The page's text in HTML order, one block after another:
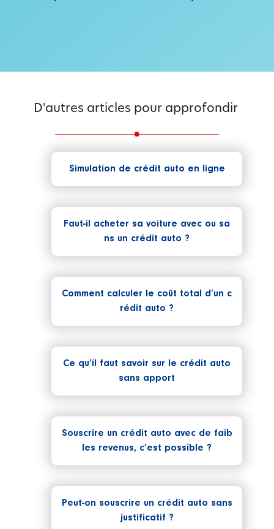
D'autres articles pour approfondir
Simulation de crédit auto en ligne
Faut-il acheter sa voiture avec ou sa
ns un crédit auto ?
Comment calculer le coût total d’un c
rédit auto ?
Ce qu’il faut savoir sur le crédit auto
sans apport
Souscrire un crédit auto avec de faib
les revenus, c’est possible ?
Peut-on souscrire un crédit auto sans
justificatif ?